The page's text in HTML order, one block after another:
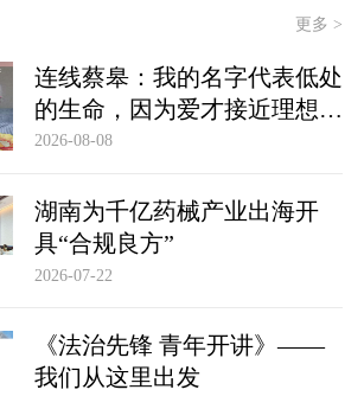
更多 >
连线蔡皋：我的名字代表低处
的生命，因为爱才接近理想的
高地
2026-08-08
湖南为千亿药械产业出海开
具“合规良方”
2026-07-22
《法治先锋 青年开讲》——
我们从这里出发